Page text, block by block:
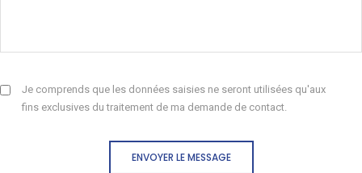
Je comprends que les données saisies ne seront utilisées qu'aux
fins exclusives du traitement de ma demande de contact.
ENVOYER LE MESSAGE